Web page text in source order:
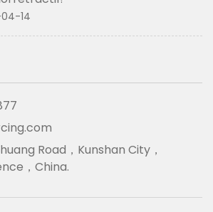
14
Road，Kunshan City，
，China.